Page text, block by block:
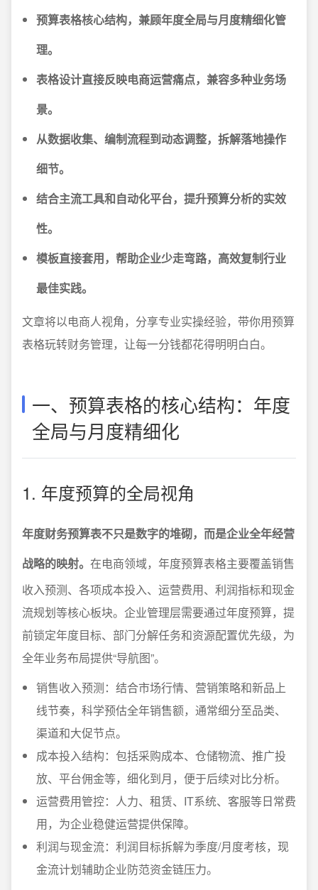
预算表格核心结构，兼顾年度全局与月度精细化管
理。
表格设计直接反映电商运营痛点，兼容多种业务场
景。
从数据收集、编制流程到动态调整，拆解落地操作
细节。
结合主流工具和自动化平台，提升预算分析的实效
性。
模板直接套用，帮助企业少走弯路，高效复制行业
最佳实践。
文章将以电商人视角，分享专业实操经验，带你用预算
表格玩转财务管理，让每一分钱都花得明明白白。
一、预算表格的核心结构：年度
全局与月度精细化
1. 年度预算的全局视角
年度财务预算表不只是数字的堆砌，而是企业全年经营
战略的映射。 在电商领域，年度预算表格主要覆盖销售
收入预测、各项成本投入、运营费用、利润指标和现金
流规划等核心板块。企业管理层需要通过年度预算，提
前锁定年度目标、部门分解任务和资源配置优先级，为
全年业务布局提供“导航图”。
销售收入预测：结合市场行情、营销策略和新品上
线节奏，科学预估全年销售额，通常细分至品类、
渠道和大促节点。
成本投入结构：包括采购成本、仓储物流、推广投
放、平台佣金等，细化到月，便于后续对比分析。
运营费用管控：人力、租赁、IT系统、客服等日常费
用，为企业稳健运营提供保障。
利润与现金流：利润目标拆解为季度/月度考核，现
金流计划辅助企业防范资金链压力。